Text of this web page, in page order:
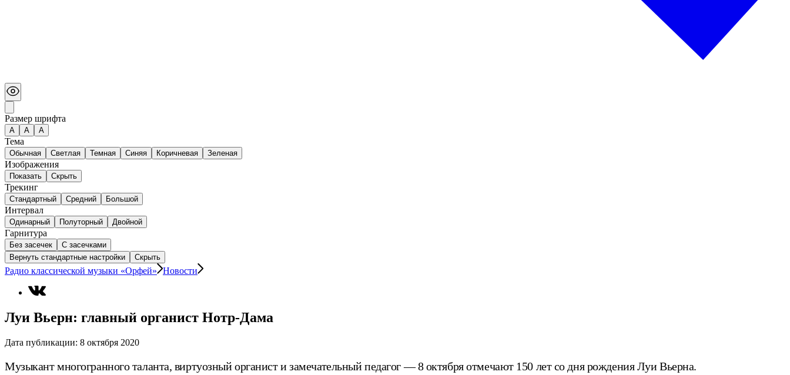
Размер шрифта
А A A
Тема
Обычная Светлая Темная Синяя Коричневая Зеленая
Изображения
Показать Скрыть
Трекинг
Стандартный Средний Большой
Интервал
Одинарный Полуторный Двойной
Гарнитура
Без засечек
С засечками
Вернуть стандартные настройки
Скрыть
Радио классической музыки «Орфей» Новости
Луи Вьерн: главный органист Нотр-Дама
Дата публикации: 8 октября 2020
Музыкант многогранного таланта, виртуозный органист и замечательный педагог — 8 октября отмечают 150 лет со дня рождения Луи Вьерна.